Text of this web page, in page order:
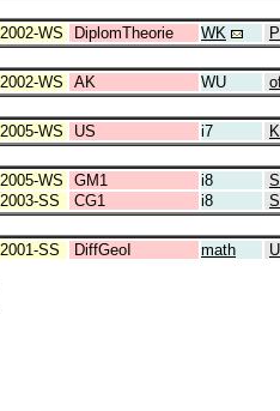
2002-WS DiplomTheorie WK
2002-WS AK WU
2005-WS US i7
2005-WS GM1 i8
2003-SS CG1 i8
2001-SS DiffGeoI math